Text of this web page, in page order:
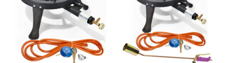
Corpuri de iluminat
Lampi solare
Lanterne
Lumina de crestere pentru plante
Proiectoare & lampi de lucru